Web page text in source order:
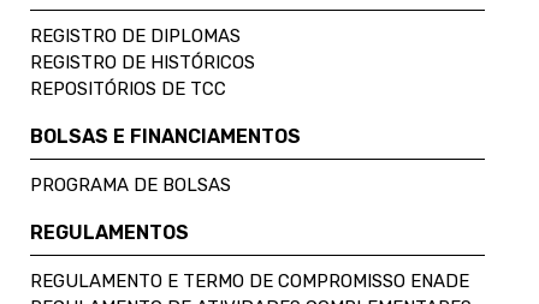
REGISTRO DE DIPLOMAS
REGISTRO DE HISTÓRICOS
REPOSITÓRIOS DE TCC
BOLSAS E FINANCIAMENTOS
PROGRAMA DE BOLSAS
REGULAMENTOS
REGULAMENTO E TERMO DE COMPROMISSO ENADE